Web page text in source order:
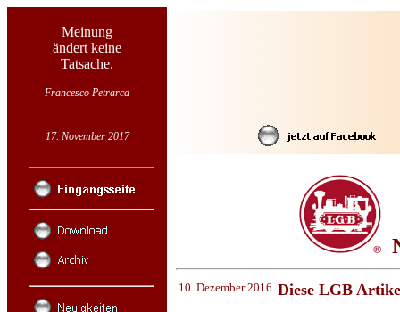
Meinung
ändert keine
Tatsache.
Francesco Petrarca
17. November 2017
10. Dezember 2016 Diese LGB